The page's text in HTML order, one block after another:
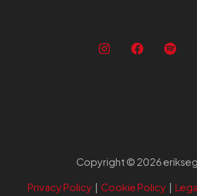
Copyright © 2026
Privacy Policy Cookie Policy